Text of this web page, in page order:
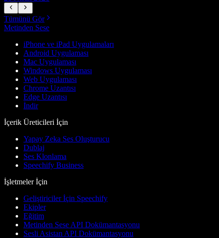
Tümünü Gör
Metinden Sese
iPhone ve iPad Uygulamaları
Android Uygulaması
Mac Uygulaması
Windows Uygulaması
Web Uygulaması
Chrome Uzantısı
Edge Uzantısı
İndir
İçerik Üreticileri İçin
Yapay Zeka Ses Oluşturucu
Dublaj
Ses Klonlama
Speechify Business
İşletmeler İçin
Geliştiriciler İçin Speechify
Ekipler
Eğitim
Metinden Sese API Dokümantasyonu
Sesli Asistan API Dokümantasyonu